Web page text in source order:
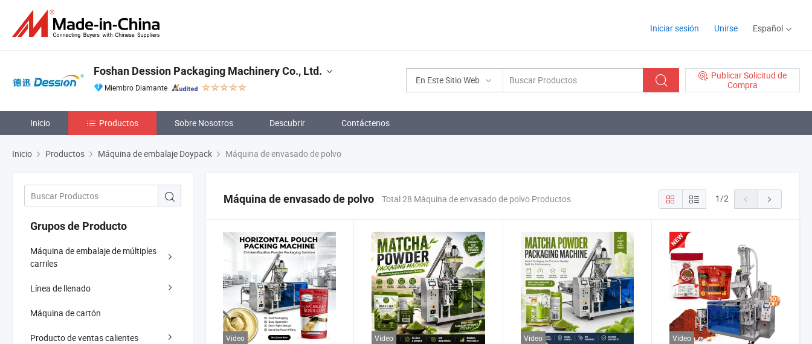
Iniciar sesión Unirse Español
En Este Sitio Web
Publicar Solicitud de
Compra
Foshan Dession Packaging Machinery Co., Ltd.
Miembro Diamante
Inicio Productos Sobre Nosotros Descubrir Contáctenos
Inicio Productos Máquina de embalaje Doypack Máquina de envasado de polvo
Grupos de Producto
Máquina de embalaje de múltiples
carriles
Línea de llenado
Máquina de cartón
Producto de ventas calientes
Máquina de envasado de polvo Total 28 Máquina de envasado de polvo Productos 1/2
Vídeo Vídeo Vídeo Vídeo